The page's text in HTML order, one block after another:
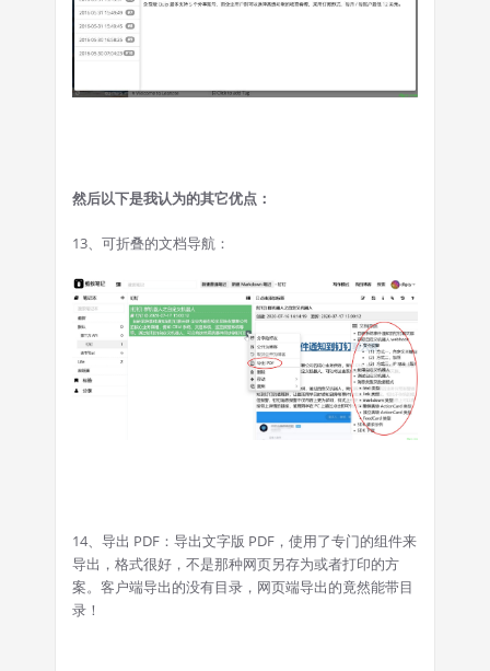
然后以下是我认为的其它优点：
13、可折叠的文档导航：
14、导出 PDF：导出文字版 PDF，使用了专门的组件来
导出，格式很好，不是那种网页另存为或者打印的方
案。客户端导出的没有目录，网页端导出的竟然能带目
录！